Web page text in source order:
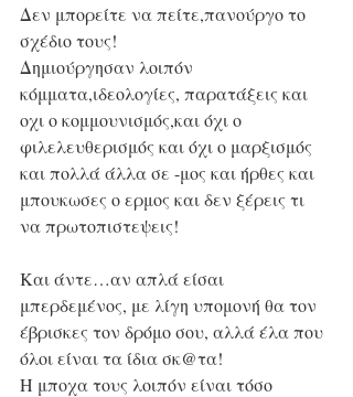
Δεν μπορείτε να πείτε,πανούργο το
σχέδιο τους!
Δημιούργησαν λοιπόν
κόμματα,ιδεολογίες, παρατάξεις και
οχι ο κομμουνισμός,και όχι ο
φιλελευθερισμός και όχι ο μαρξισμός
και πολλά άλλα σε -μος και ήρθες και
μπουκωσες ο ερμος και δεν ξέρεις τι
να πρωτοπιστεψεις!
Και άντε…αν απλά είσαι
μπερδεμένος, με λίγη υπομονή θα τον
έβρισκες τον δρόμο σου, αλλά έλα που
όλοι είναι τα ίδια σκ@τα!
Η μποχα τους λοιπόν είναι τόσο